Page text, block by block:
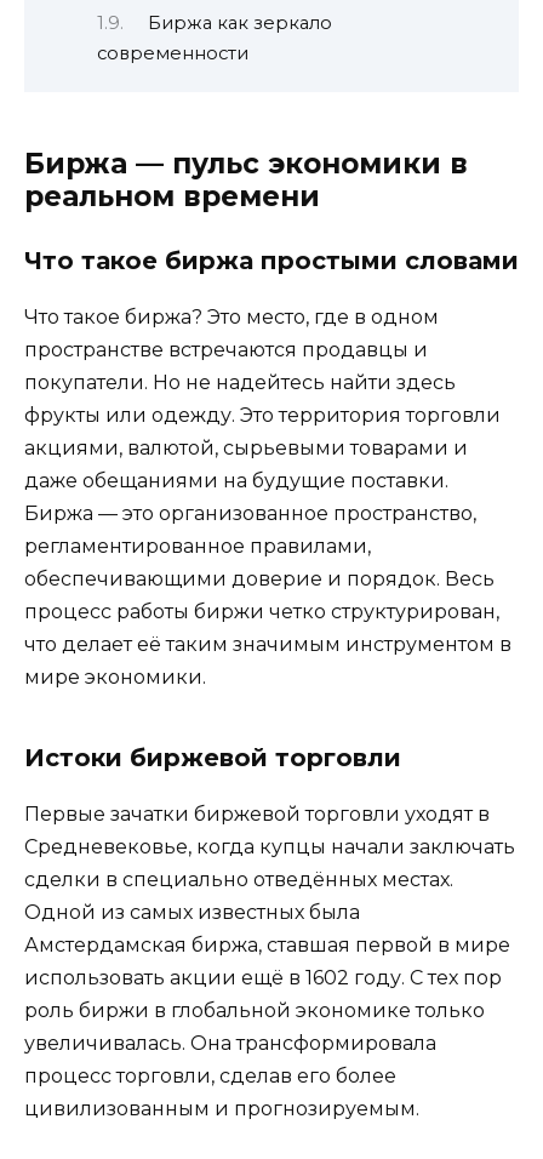
Биржа как зеркало
современности
Биржа — пульс экономики в
реальном времени
Что такое биржа простыми словами
Что такое биржа? Это место, где в одном
пространстве встречаются продавцы и
покупатели. Но не надейтесь найти здесь
фрукты или одежду. Это территория торговли
акциями, валютой, сырьевыми товарами и
даже обещаниями на будущие поставки.
Биржа — это организованное пространство,
регламентированное правилами,
обеспечивающими доверие и порядок. Весь
процесс работы биржи четко структурирован,
что делает её таким значимым инструментом в
мире экономики.
Истоки биржевой торговли
Первые зачатки биржевой торговли уходят в
Средневековье, когда купцы начали заключать
сделки в специально отведённых местах.
Одной из самых известных была
Амстердамская биржа, ставшая первой в мире
использовать акции ещё в 1602 году. С тех пор
роль биржи в глобальной экономике только
увеличивалась. Она трансформировала
процесс торговли, сделав его более
цивилизованным и прогнозируемым.